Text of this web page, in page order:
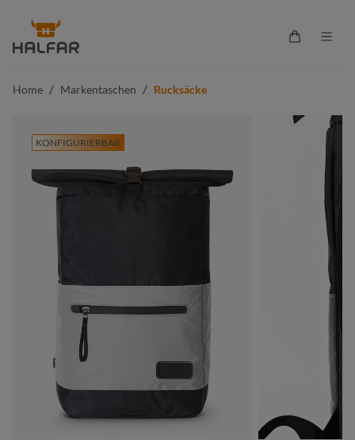
springen
Home / Markentaschen / Rucksäcke
KONFIGURIERBAR